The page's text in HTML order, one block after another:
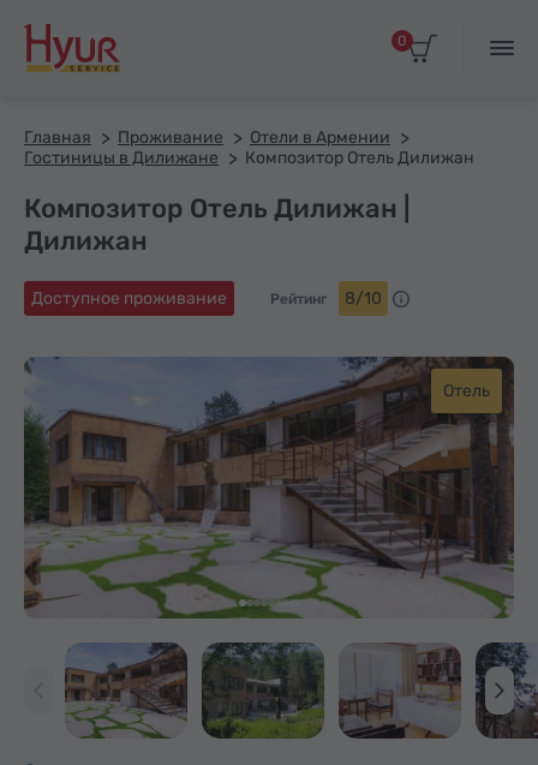
0
Главная Проживание
Отели в Армении
Гостиницы в Дилижане
Композитор Отель Дилижан
Композитор Отель Дилижан |
Дилижан
Доступное проживание Рейтинг 8/10
Отель